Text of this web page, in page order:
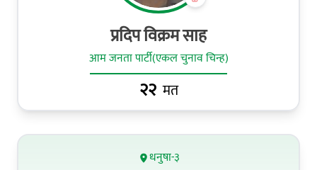
प्रदिप विक्रम साह
आम जनता पार्टी(एकल चुनाव चिन्ह)
२२ मत
धनुषा-३